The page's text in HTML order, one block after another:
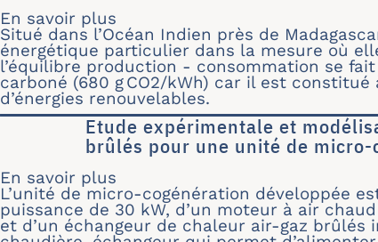
En savoir plus
Situé dans l’Océan Indien près de
énergétique particulier dans la mesure où
l’équilibre production - consommation se
carboné (680 g CO2/kWh) car il est
d’énergies renouvelables.
Etude expérimentale et
brûlés pour une unité de
En savoir plus
L’unité de micro-cogénération développée
puissance de 30 kW, d’un moteur à air
et d’un échangeur de chaleur air-gaz